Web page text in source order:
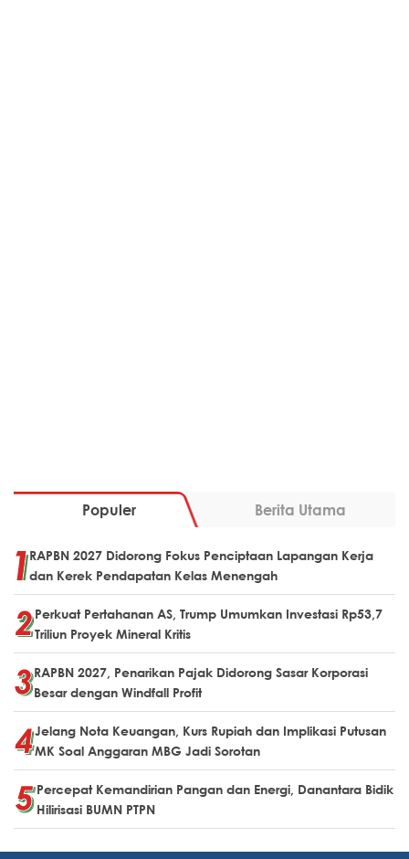
Populer Berita Utama
RAPBN 2027 Didorong Fokus Penciptaan Lapangan Kerja
dan Kerek Pendapatan Kelas Menengah
Perkuat Pertahanan AS, Trump Umumkan Investasi Rp53,7
Triliun Proyek Mineral Kritis
RAPBN 2027, Penarikan Pajak Didorong Sasar Korporasi
Besar dengan Windfall Profit
Jelang Nota Keuangan, Kurs Rupiah dan Implikasi Putusan
MK Soal Anggaran MBG Jadi Sorotan
Percepat Kemandirian Pangan dan Energi, Danantara Bidik
Hilirisasi BUMN PTPN